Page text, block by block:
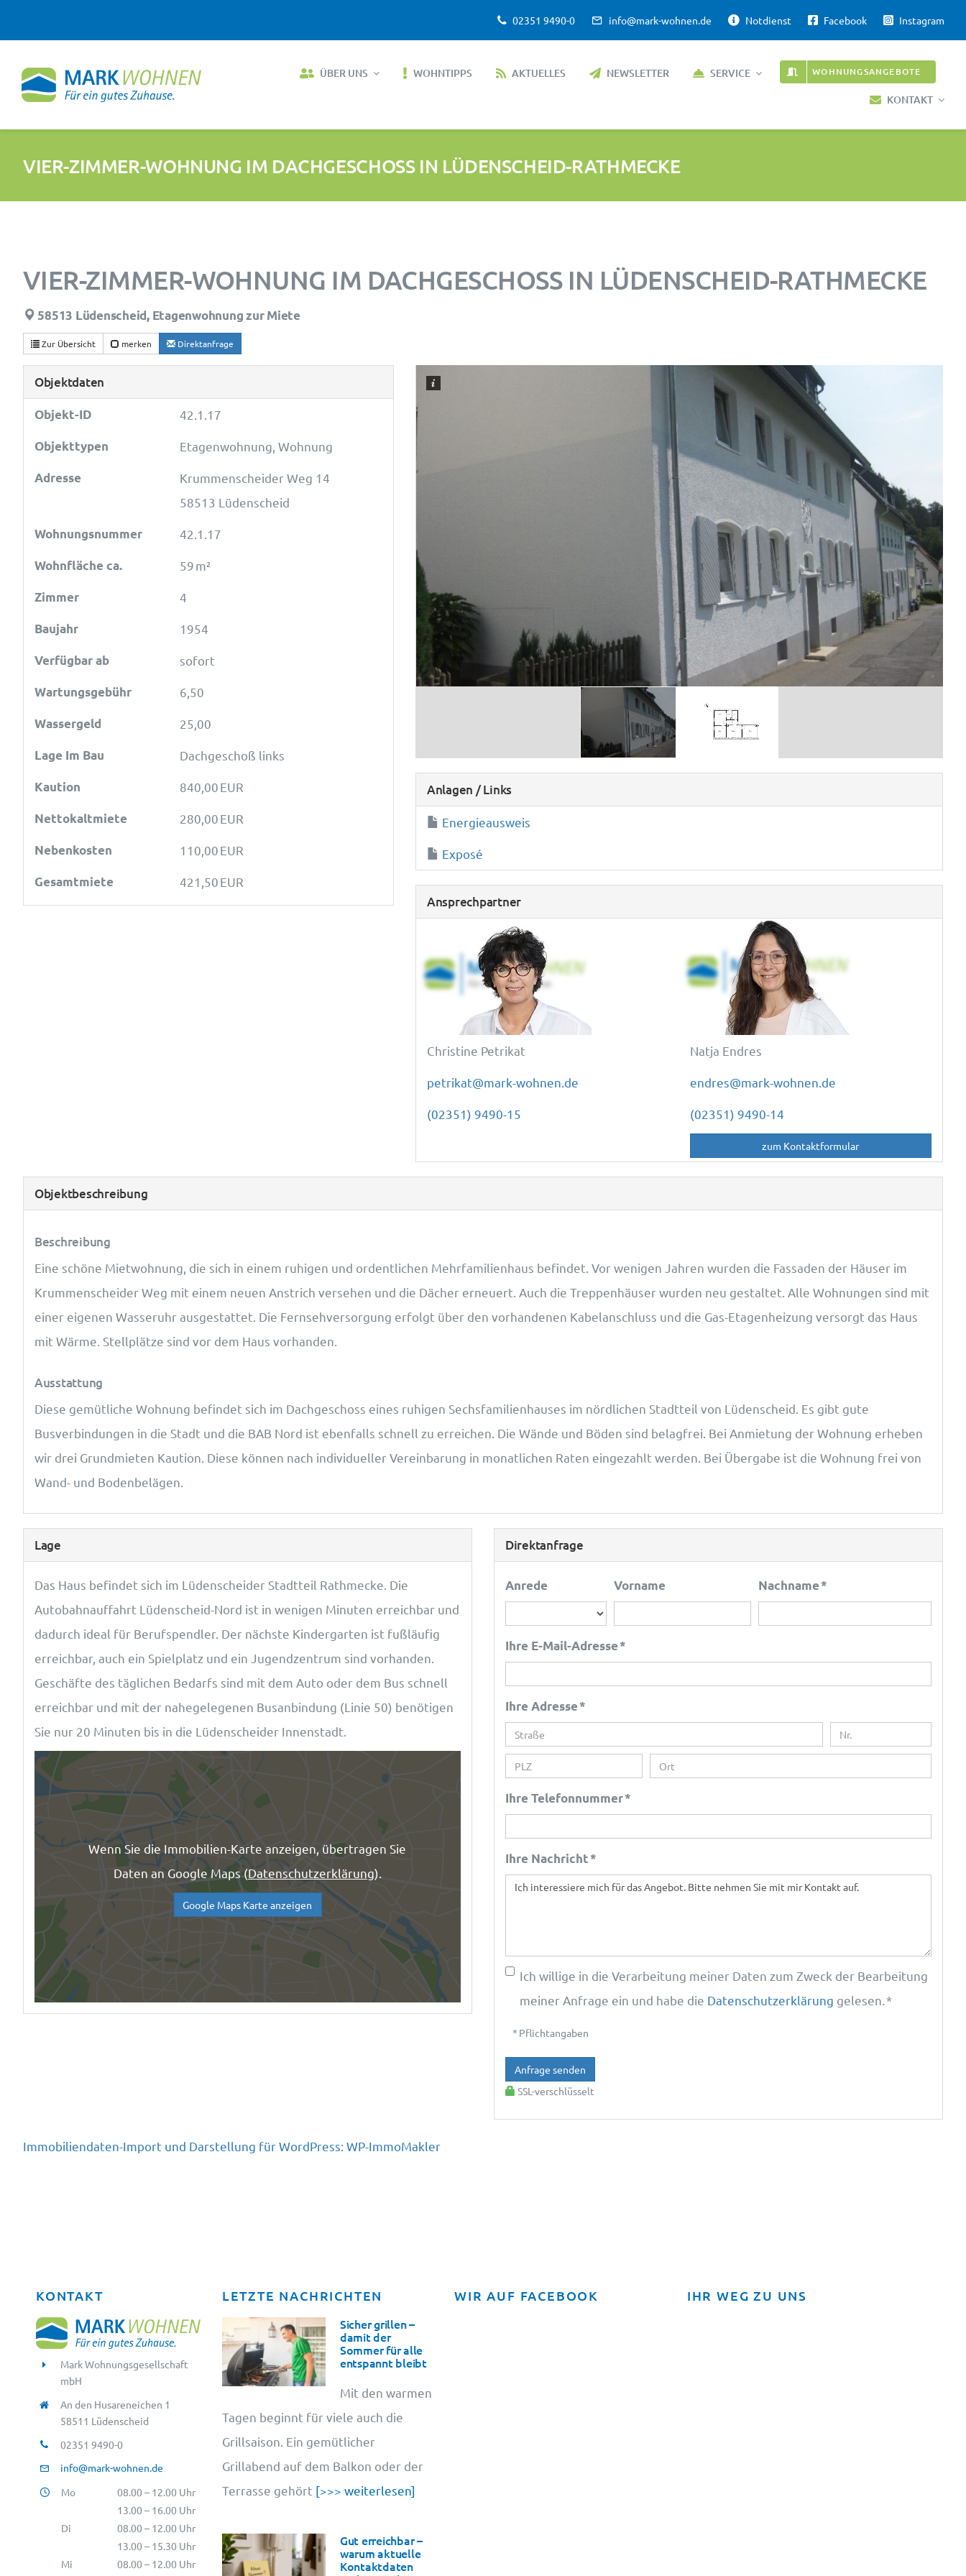
02351 9490-0 info@mark-wohnen.de Notdienst Facebook Instagram
ÜBER UNS WOHNTIPPS AKTUELLES NEWSLETTER SERVICE WOHNUNGSANGEBOTE
KONTAKT
VIER-ZIMMER-WOHNUNG IM DACHGESCHOSS IN LÜDENSCHEID-RATHMECKE
VIER-ZIMMER-WOHNUNG IM DACHGESCHOSS IN LÜDENSCHEID-RATHMECKE
58513 Lüdenscheid, Etagenwohnung zur Miete
Zur Übersicht merken Direktanfrage
Anlagen / Links
Energieausweis
Exposé
Ansprechpartner
Christine Petrikat
petrikat@mark-wohnen.de
(02351) 9490-15
Natja Endres
endres@mark-wohnen.de
(02351) 9490-14
zum Kontaktformular
Objektdaten
Objekt-ID 42.1.17
Objekttypen Etagenwohnung, Wohnung
Adresse
Krummenscheider Weg 14
58513 Lüdenscheid
Wohnungsnummer 42.1.17
Wohnfläche ca. 59 m²
Zimmer 4
Baujahr 1954
Verfügbar ab sofort
Wartungsgebühr 6,50
Wassergeld 25,00
Lage Im Bau Dachgeschoß links
Kaution 840,00 EUR
Nettokaltmiete 280,00 EUR
Nebenkosten 110,00 EUR
Gesamtmiete 421,50 EUR
Objekt­beschreibung
Beschreibung
Eine schöne Mietwohnung, die sich in einem ruhigen und ordentlichen Mehrfamilienhaus befindet. Vor wenigen Jahren wurden die Fassaden der Häuser im
Krummenscheider Weg mit einem neuen Anstrich versehen und die Dächer erneuert. Auch die Treppenhäuser wurden neu gestaltet. Alle Wohnungen sind mit
einer eigenen Wasseruhr ausgestattet. Die Fernsehversorgung erfolgt über den vorhandenen Kabelanschluss und die Gas-Etagenheizung versorgt das Haus
mit Wärme. Stellplätze sind vor dem Haus vorhanden.
Ausstattung
Diese gemütliche Wohnung befindet sich im Dachgeschoss eines ruhigen Sechsfamilienhauses im nördlichen Stadtteil von Lüdenscheid. Es gibt gute
Busverbindungen in die Stadt und die BAB Nord ist ebenfalls schnell zu erreichen. Die Wände und Böden sind belagfrei. Bei Anmietung der Wohnung erheben
wir drei Grundmieten Kaution. Diese können nach individueller Vereinbarung in monatlichen Raten eingezahlt werden. Bei Übergabe ist die Wohnung frei von
Wand- und Bodenbelägen.
Lage
Das Haus befindet sich im Lüdenscheider Stadtteil Rathmecke. Die
Autobahnauffahrt Lüdenscheid-Nord ist in wenigen Minuten erreichbar und
dadurch ideal für Berufspendler. Der nächste Kindergarten ist fußläufig
erreichbar, auch ein Spielplatz und ein Jugendzentrum sind vorhanden.
Geschäfte des täglichen Bedarfs sind mit dem Auto oder dem Bus schnell
erreichbar und mit der nahegelegenen Busanbindung (Linie 50) benötigen
Sie nur 20 Minuten bis in die Lüdenscheider Innenstadt.
Wenn Sie die Immobilien-Karte anzeigen, übertragen Sie
Daten an Google Maps (Datenschutzerklärung).
Google Maps Karte anzeigen
Direktanfrage
Anrede Vorname Nachname *
Ihre E-Mail-Adresse *
Ihre Adresse *
Ihre Telefonnummer *
Ihre Nachricht *
Ich willige in die Verarbeitung meiner Daten zum Zweck der Bearbeitung
meiner Anfrage ein und habe die Datenschutzerklärung gelesen. *
* Pflichtangaben
Anfrage senden
SSL-verschlüsselt
Immobiliendaten-Import und Darstellung für WordPress: WP-ImmoMakler
KONTAKT
Mark Wohnungsgesellschaft
mbH
An den Husareneichen 1
58511 Lüdenscheid
02351 9490-0
info@mark-wohnen.de
Mo
08.00 – 12.00 Uhr
13.00 – 16.00 Uhr
Di
08.00 – 12.00 Uhr
13.00 – 15.30 Uhr
Mi
08.00 – 12.00 Uhr
LETZTE NACHRICHTEN
Sicher grillen –
damit der
Sommer für alle
entspannt bleibt
Mit den warmen
Tagen beginnt für viele auch die
Grillsaison. Ein gemütlicher
Grillabend auf dem Balkon oder der
Terrasse gehört[>>> weiterlesen]
Gut erreichbar –
warum aktuelle
Kontaktdaten
WIR AUF FACEBOOK IHR WEG ZU UNS